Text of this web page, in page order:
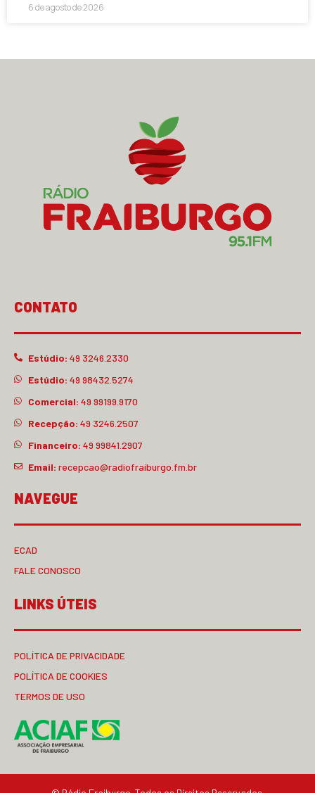
6 de agosto de 2026
CONTATO
Estúdio: 49 3246.2330
Estúdio: 49 98432.5274
Comercial: 49 99199.9170
Recepção: 49 3246.2507
Financeiro: 49 99841.2907
Email: recepcao@radiofraiburgo.fm.br
NAVEGUE
ECAD
FALE CONOSCO
LINKS ÚTEIS
POLÍTICA DE PRIVACIDADE
POLÍTICA DE COOKIES
TERMOS DE USO